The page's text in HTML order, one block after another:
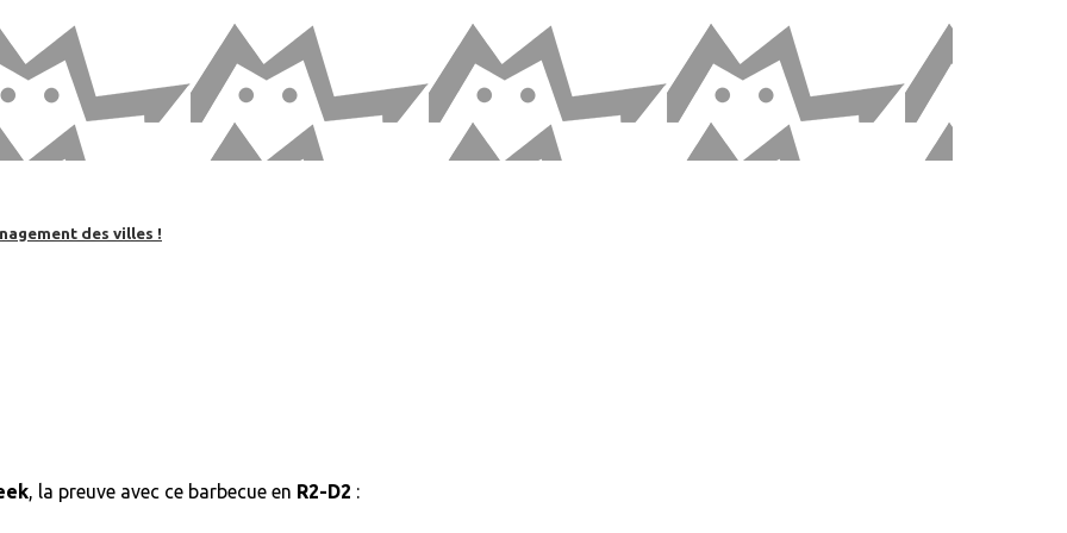
des villes !
, la preuve avec ce barbecue en R2-D2 :